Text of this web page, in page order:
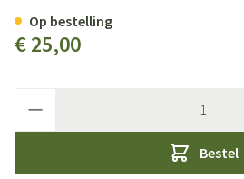
€ 25,00
Bestel
Op bestelling